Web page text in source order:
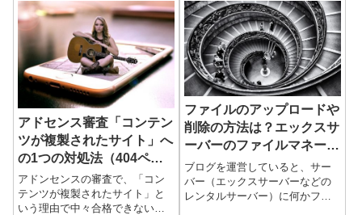
アドセンス審査「コンテン
ツが複製されたサイト」へ
の1つの対処法（404ペー
ジの対策）
アドンセンスの審査で、「コン
テンツが複製されたサイト」と
いう理由で中々合格できない、
ファイルのアップロードや
削除の方法は？エックスサ
ーバーのファイルマネージ
ャーの使い方解説
ブログを運営していると、サー
バー（エックスサーバーなどの
レンタルサーバー）に何かファ